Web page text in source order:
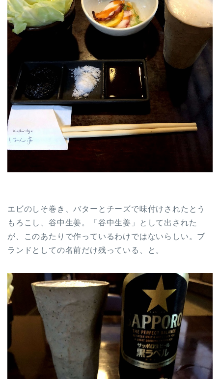
エビのしそ巻き、バターとチーズで味付けされたとう
もろこし、谷中生姜。「谷中生姜」として出された
が、このあたりで作っているわけではないらしい。ブ
ランドとしての名前だけ残っている、と。